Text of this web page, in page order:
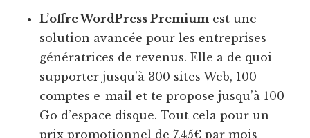
L’offre WordPress Premium est une
solution avancée pour les entreprises
génératrices de revenus. Elle a de quoi
supporter jusqu’à 300 sites Web, 100
comptes e-mail et te propose jusqu’à 100
Go d’espace disque. Tout cela pour un
prix promotionnel de 7,45€ par mois